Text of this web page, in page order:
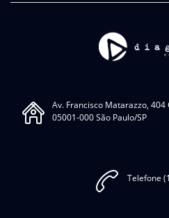
Av. Francisco Matarazzo, 404
05001-000 São Paulo/SP
Telefone